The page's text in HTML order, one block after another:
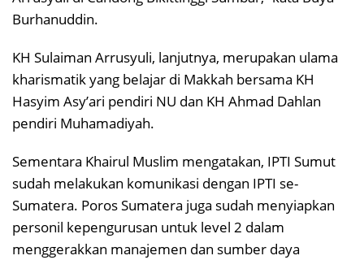
Burhanuddin.
KH Sulaiman Arrusyuli, lanjutnya, merupakan ulama
kharismatik yang belajar di Makkah bersama KH
Hasyim Asy’ari pendiri NU dan KH Ahmad Dahlan
pendiri Muhamadiyah.
Sementara Khairul Muslim mengatakan, IPTI Sumut
sudah melakukan komunikasi dengan IPTI se-
Sumatera. Poros Sumatera juga sudah menyiapkan
personil kepengurusan untuk level 2 dalam
menggerakkan manajemen dan sumber daya